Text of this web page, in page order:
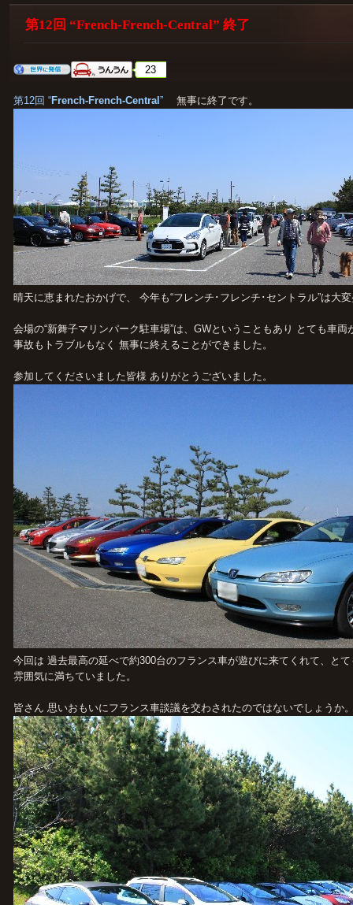
第12回 “French-French-Central” 終了
23
第12回 “French-French-Central” 無事に終了です。
晴天に恵まれたおかげで、 今年も“フレンチ･フレンチ･セントラル”は大
会場の“新舞子マリンパーク駐車場”は、GWということもあり とても車両
事故もトラブルもなく 無事に終えることができました。
参加してくださいました皆様 ありがとうございました。
今回は 過去最高の延べで約300台のフランス車が遊びに来てくれて、と
雰囲気に満ちていました。
皆さん 思いおもいにフランス車談議を交わされたのではないでしょ